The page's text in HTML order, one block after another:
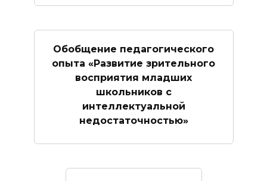
Обобщение педагогического
опыта «Развитие зрительного
восприятия младших
школьников с
интеллектуальной
недостаточностью»